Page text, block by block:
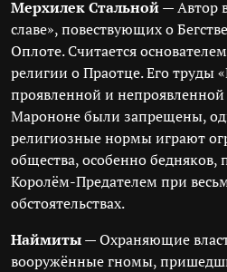
Мерхилек Стальной— Автор
славе», повествующих о
Оплоте. Считается
религии о Праотце. Его
проявленной и
Марононе были запрещены,
религиозные нормы играют
общества, особенно бедняков,
Королём-Предателем при
обстоятельствах.
Наймиты— Охраняющие
вооружённые гномы,